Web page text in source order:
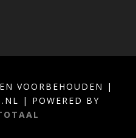
VOORBEHOUDEN |
| POWERED BY